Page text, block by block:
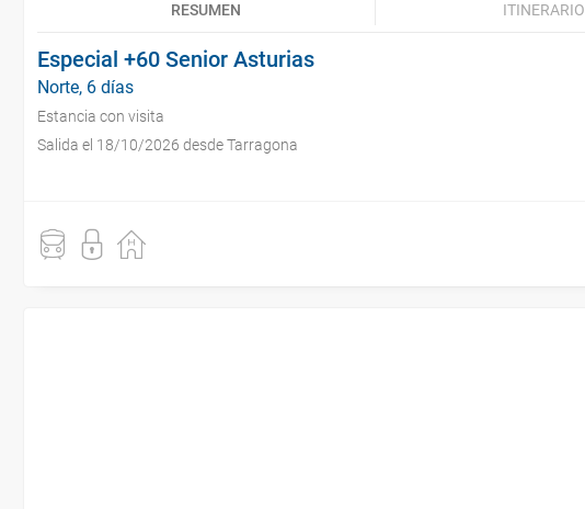
RESUMEN ITINERARIO
Especial +60 Senior Asturias
Norte, 6 días
Estancia con visita
Salida el 18/10/2026 desde Tarragona